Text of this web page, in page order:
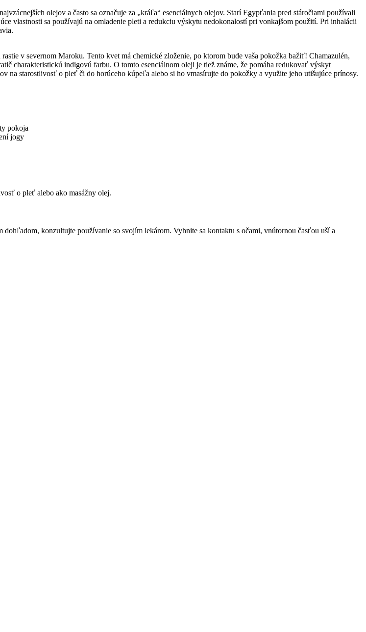
olejov a často sa označuje za „kráľa“ esenciálnych olejov. Starí Egypťania pred stáročiami používali
vlastnosti sa používajú na omladenie pleti a redukciu výskytu nedokonalostí pri vonkajšom použití. Pri inhalácii
v severnom Maroku. Tento kvet má chemické zloženie, po ktorom bude vaša pokožka bažiť! Chamazulén,
charakteristickú indigovú farbu. O tomto esenciálnom oleji je tiež známe, že pomáha redukovať výskyt
starostlivosť o pleť či do horúceho kúpeľa alebo si ho vmasírujte do pokožky a využite jeho utišujúce prínosy.
pokoja
jogy
o pleť alebo ako masážny olej.
konzultujte používanie so svojím lekárom. Vyhnite sa kontaktu s očami, vnútornou časťou uší a